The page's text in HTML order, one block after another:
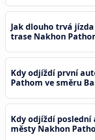
Jak dlouho trvá
trase Nakhon
Kdy odjíždí první
Pathom ve směru
Kdy odjíždí poslední
městy Nakhon